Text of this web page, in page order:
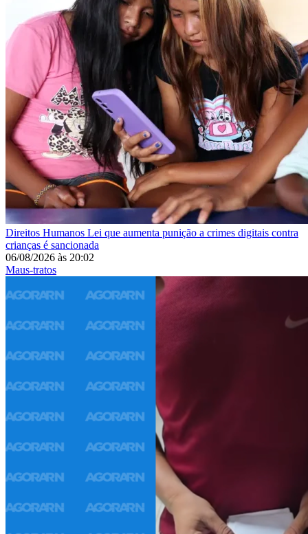
Direitos Humanos Lei que aumenta punição a crimes digitais contra
crianças é sancionada
06/08/2026 às 20:02
Maus-tratos